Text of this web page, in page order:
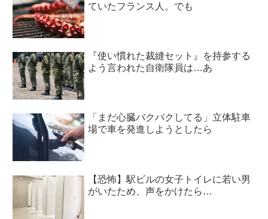
ていたフランス人。でも
『使い慣れた裁縫セット』を持参する
よう言われた自衛隊員は…あ
「まだ心臓バクバクしてる」立体駐車
場で車を発進しようとしたら
【恐怖】駅ビルの女子トイレに若い男
がいたため、声をかけたら…